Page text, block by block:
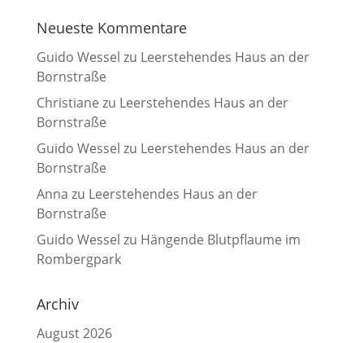
Neueste Kommentare
Guido Wessel zu Leerstehendes Haus an der
Bornstraße
Christiane zu Leerstehendes Haus an der
Bornstraße
Guido Wessel zu Leerstehendes Haus an der
Bornstraße
Anna zu Leerstehendes Haus an der
Bornstraße
Guido Wessel zu Hängende Blutpflaume im
Rombergpark
Archiv
August 2026